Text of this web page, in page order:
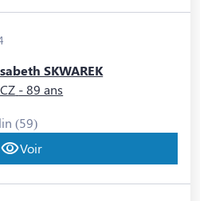
SKWAREK
- 89 ans
(59)
Voir